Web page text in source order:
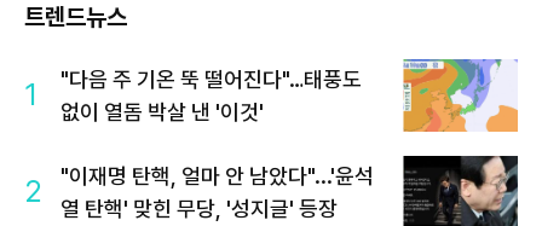
트렌드뉴스
1
"다음 주 기온 뚝 떨어진다"…태풍도
없이 열돔 박살 낸 '이것'
2
"이재명 탄핵, 얼마 안 남았다"...'윤석
열 탄핵' 맞힌 무당, '성지글' 등장